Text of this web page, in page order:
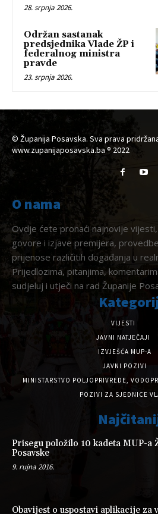
28. srpnja 2026.
Održan sastanak
predsjednika Vlade ŽP i
federalnog ministra
pravde
23. srpnja 2026.
© Županija Posavska. Sva prava
www.zupanijaposavska.ba ® 2022
O nama
Ovdje ćete pronaći najnovije
govore i izjave premijera,
prijenose različitih događanja u
Prijedlozima, pitanjima,
sudjeluj i utječi na rad Županije
VIJESTI
JAVNI NATJEČAJI
IZVJEŠĆA MUP-A
JAVNI POZIVI
MINISTARSTVO POLJOPRIVREDE,
POZIVI ZA SJEDNICE
Prisegu položilo 10 kadeta MUP-a
Posavske
9. rujna 2016.
Obavijest o uspostavi aplikacije za